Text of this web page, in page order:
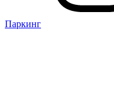
Паркинг